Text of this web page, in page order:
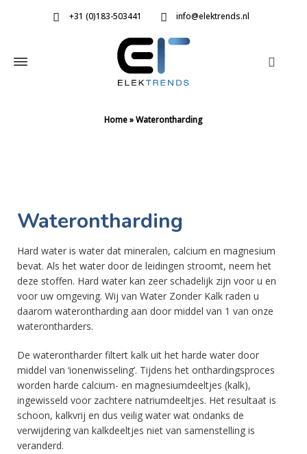
+31 (0)183-503441 info@elektrends.nl
Home»Waterontharding
Waterontharding
Hard water is water dat mineralen, calcium en magnesium
bevat. Als het water door de leidingen stroomt, neem het
deze stoffen. Hard water kan zeer schadelijk zijn voor u en
voor uw omgeving. Wij van Water Zonder Kalk raden u
daarom waterontharding aan door middel van 1 van onze
waterontharders.
De waterontharder filtert kalk uit het harde water door
middel van ‘ionenwisseling’. Tijdens het onthardingsproces
worden harde calcium- en magnesiumdeeltjes (kalk),
ingewisseld voor zachtere natriumdeeltjes. Het resultaat is
schoon, kalkvrij en dus veilig water wat ondanks de
verwijdering van kalkdeeltjes niet van samenstelling is
veranderd.